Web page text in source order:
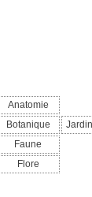
Anatomie
Botanique
Faune
Flore